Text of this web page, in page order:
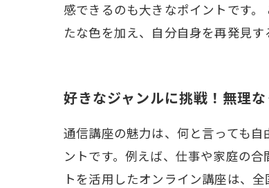
感できるのも大きなポイントです
たな色を加え、自分自身を再発見す
好きなジャンルに挑戦！無理
通信講座の魅力は、何と言っても
ントです。例えば、仕事や家庭の
トを活用したオンライン講座は、